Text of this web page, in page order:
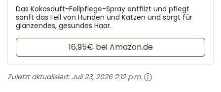
Das Kokosduft-Fellpflege-Spray entfilzt und pflegt
sanft das Fell von Hunden und Katzen und sorgt für
glänzendes, gesundes Haar.
16,95€ bei Amazon.de
Zuletzt aktualisiert: Juli 23, 2026 2:12 p.m.